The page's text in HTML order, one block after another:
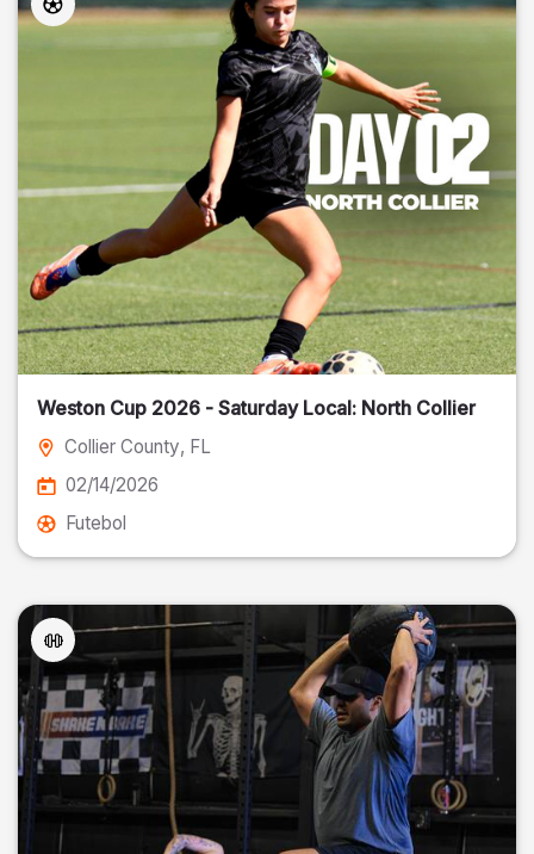
Weston Cup 2026 - Saturday Local: North Collier
Collier County, FL
02/14/2026
Futebol